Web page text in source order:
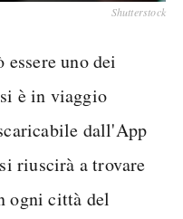
Shutterstock
uno dei
è in viaggio
dall'App
riuscirà a trovare
ogni città del